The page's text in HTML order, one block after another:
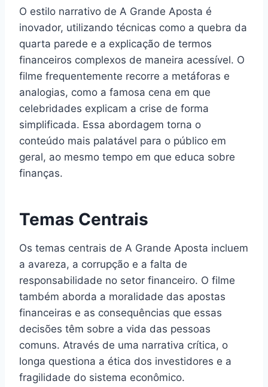
O estilo narrativo de A Grande Aposta é
inovador, utilizando técnicas como a quebra da
quarta parede e a explicação de termos
financeiros complexos de maneira acessível. O
filme frequentemente recorre a metáforas e
analogias, como a famosa cena em que
celebridades explicam a crise de forma
simplificada. Essa abordagem torna o
conteúdo mais palatável para o público em
geral, ao mesmo tempo em que educa sobre
finanças.
Temas Centrais
Os temas centrais de A Grande Aposta incluem
a avareza, a corrupção e a falta de
responsabilidade no setor financeiro. O filme
também aborda a moralidade das apostas
financeiras e as consequências que essas
decisões têm sobre a vida das pessoas
comuns. Através de uma narrativa crítica, o
longa questiona a ética dos investidores e a
fragilidade do sistema econômico.